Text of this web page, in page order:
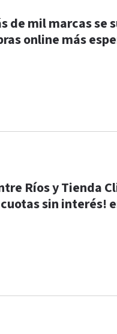
de mil marcas se
online más
Ríos y Tienda
sin interés!